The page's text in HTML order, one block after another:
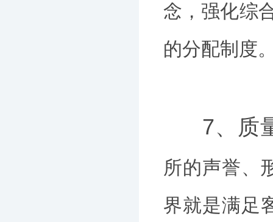
念，强化综
的分配制度
7、质
所的声誉、
界就是满足